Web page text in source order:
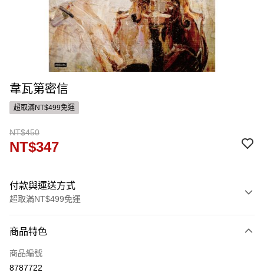
韋瓦第密信
超取滿NT$499免運
NT$450
NT$347
付款與運送方式
超取滿NT$499免運
信用卡一次付款
ATM付款
商品特色
商品編號
8787722